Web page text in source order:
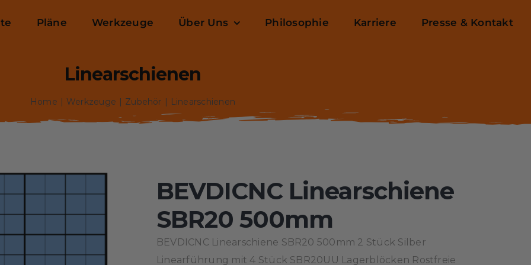
Pläne Werkzeuge Über Uns Philosophie Karriere Presse & Kontakt
Linearschienen
Home Werkzeuge Zubehör Linearschienen
BEVDICNC Linearschiene
SBR20 500mm
BEVDICNC Linearschiene SBR20 500mm 2 Stück Silber
Linearführung mit 4 Stück SBR20UU Lagerblöcken Rostfreie